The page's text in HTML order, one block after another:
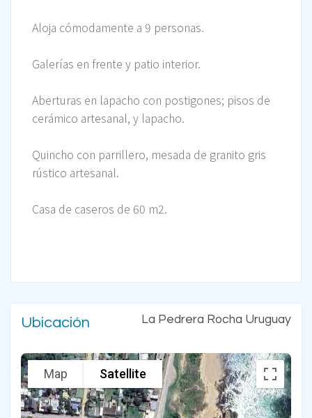
Aloja cómodamente a 9 personas.
Galerías en frente y patio interior.
Aberturas en lapacho con postigones; pisos de
cerámico artesanal, y lapacho.
Quincho con parrillero, mesada de granito gris
rústico artesanal.
Casa de caseros de 60 m2.
Ubicación La Pedrera Rocha Uruguay
Map Satellite